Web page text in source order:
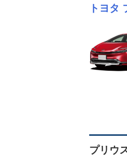
トヨタ
プリウ